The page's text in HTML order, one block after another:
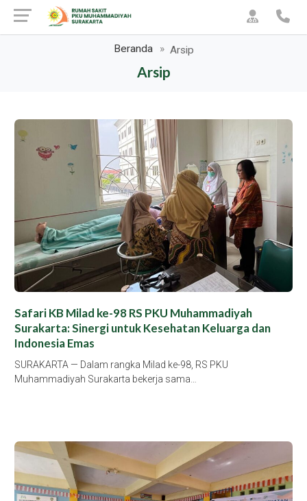
Beranda Arsip
Arsip
Safari KB Milad ke-98 RS PKU Muhammadiyah
Surakarta: Sinergi untuk Kesehatan Keluarga dan
Indonesia Emas
SURAKARTA — Dalam rangka Milad ke-98, RS PKU
Muhammadiyah Surakarta bekerja sama…